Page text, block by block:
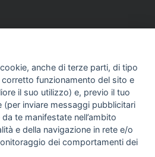
anche di terze parti, di tipo
funzionamento del sito e
il suo utilizzo) e, previo il tuo
inviare messaggi pubblicitari
te manifestate nell’ambito
e della navigazione in rete e/o
dei comportamenti dei